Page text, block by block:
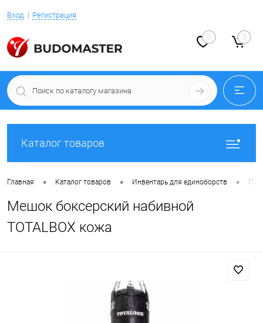
Вход Регистрация
0 0
Каталог товаров
Главная • Каталог товаров • Инвентарь для единоборств •
Мешок боксерский набивной
TOTALBOX кожа